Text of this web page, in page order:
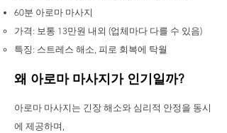
60분 아로마 마사지
가격: 보통 13만원 내외 (업체마다 다를 수 있음)
특징: 스트레스 해소, 피로 회복에 탁월
왜 아로마 마사지가 인기일까?
아로마 마사지는 긴장 해소와 심리적 안정을 동시
에 제공하며,